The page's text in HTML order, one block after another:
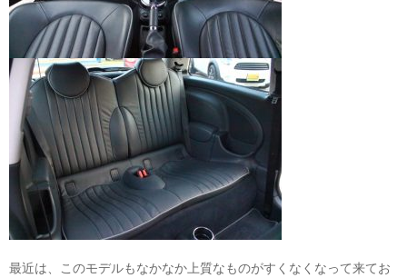
最近は、このモデルもなかなか上質なものがすくなくなって来てお